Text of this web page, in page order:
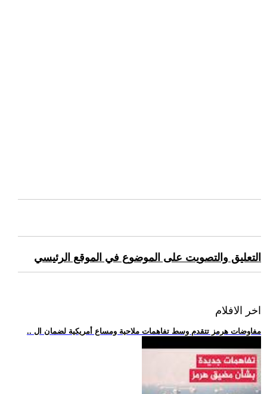
التعليق والتصويت على الموضوع في الموقع الرئيسي
اخر الافلام
.. مفاوضات هرمز تتقدم وسط تفاهمات ملاحية ومساع أمريكية لضمان ال